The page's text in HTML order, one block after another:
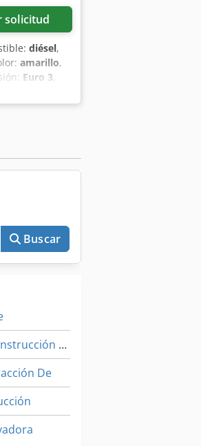
solicitud
diésel,
amarillo,
Euro 3,
basculante,
protector de
de
Buscar
Residuos De Construcción Y Demolición
De